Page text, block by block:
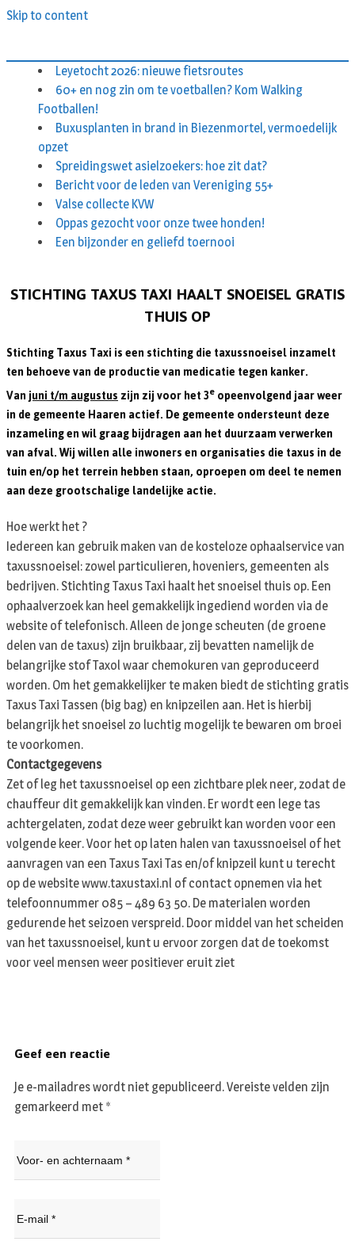
Skip to content
Leyetocht 2026: nieuwe fietsroutes
60+ en nog zin om te voetballen? Kom Walking
Footballen!
Buxusplanten in brand in Biezenmortel, vermoedelijk
opzet
Spreidingswet asielzoekers: hoe zit dat?
Bericht voor de leden van Vereniging 55+
Valse collecte KVW
Oppas gezocht voor onze twee honden!
Een bijzonder en geliefd toernooi
STICHTING TAXUS TAXI HAALT SNOEISEL GRATIS
THUIS OP
Stichting Taxus Taxi is een stichting die taxussnoeisel inzamelt
ten behoeve van de productie van medicatie tegen kanker.
Vanjuni t/m augustuszijn zij voor het 3eopeenvolgend jaar weer
in de gemeente Haaren actief. De gemeente ondersteunt deze
inzameling en wil graag bijdragen aan het duurzaam verwerken
van afval. Wij willen alle inwoners en organisaties die taxus in de
tuin en/op het terrein hebben staan, oproepen om deel te nemen
aan deze grootschalige landelijke actie.
Hoe werkt het ?
Iedereen kan gebruik maken van de kosteloze ophaalservice van
taxussnoeisel: zowel particulieren, hoveniers, gemeenten als
bedrijven. Stichting Taxus Taxi haalt het snoeisel thuis op. Een
ophaalverzoek kan heel gemakkelijk ingediend worden via de
website of telefonisch. Alleen de jonge scheuten (de groene
delen van de taxus) zijn bruikbaar, zij bevatten namelijk de
belangrijke stof Taxol waar chemokuren van geproduceerd
worden. Om het gemakkelijker te maken biedt de stichting gratis
Taxus Taxi Tassen (big bag) en knipzeilen aan. Het is hierbij
belangrijk het snoeisel zo luchtig mogelijk te bewaren om broei
te voorkomen.
Contactgegevens
Zet of leg het taxussnoeisel op een zichtbare plek neer, zodat de
chauffeur dit gemakkelijk kan vinden. Er wordt een lege tas
achtergelaten, zodat deze weer gebruikt kan worden voor een
volgende keer. Voor het op laten halen van taxussnoeisel of het
aanvragen van een Taxus Taxi Tas en/of knipzeil kunt u terecht
op de website www.taxustaxi.nl of contact opnemen via het
telefoonnummer 085 – 489 63 50. De materialen worden
gedurende het seizoen verspreid. Door middel van het scheiden
van het taxussnoeisel, kunt u ervoor zorgen dat de toekomst
voor veel mensen weer positiever eruit ziet
Geef een reactie
Je e-mailadres wordt niet gepubliceerd.Vereiste velden zijn
gemarkeerd met *